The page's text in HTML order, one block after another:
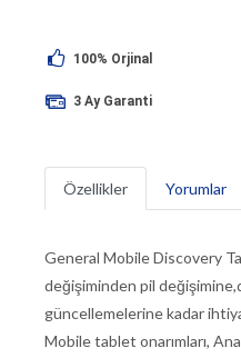
100% Orjinal
3 Ay Garanti
Özellikler Yorumlar
General Mobile Discovery
değişiminden pil
güncellemelerine kadar
Mobile tablet onarımları,